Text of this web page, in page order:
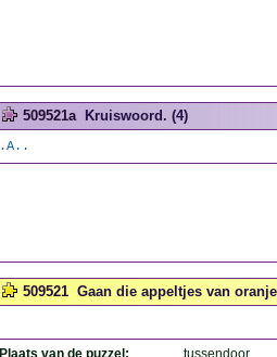
509521a Kruiswoord. (4)
.A..
509521 Gaan die appeltjes van
Plaats van de puzzel:
tussendoor